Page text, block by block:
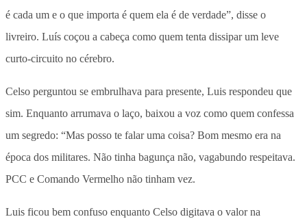
é cada um e o que importa é quem ela é de verdade”, disse o
livreiro. Luís coçou a cabeça como quem tenta dissipar um leve
curto-circuito no cérebro.
Celso perguntou se embrulhava para presente, Luis respondeu que
sim. Enquanto arrumava o laço, baixou a voz como quem confessa
um segredo: “Mas posso te falar uma coisa? Bom mesmo era na
época dos militares. Não tinha bagunça não, vagabundo respeitava.
PCC e Comando Vermelho não tinham vez.
Luis ficou bem confuso enquanto Celso digitava o valor na